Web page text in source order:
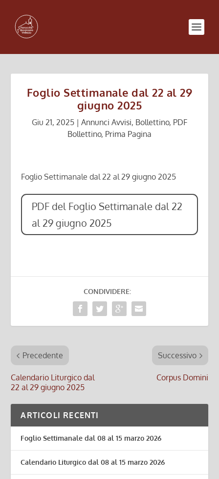
Foglio Settimanale dal 22 al 29
giugno 2025
Giu 21, 2025 | Annunci Avvisi, Bollettino, PDF
Bollettino, Prima Pagina
Foglio Settimanale dal 22 al 29 giugno 2025
PDF del Foglio Settimanale dal 22
al 29 giugno 2025
CONDIVIDERE:
Precedente
Calendario Liturgico dal
22 al 29 giugno 2025
Successivo
Corpus Domini
ARTICOLI RECENTI
Foglio Settimanale dal 08 al 15 marzo 2026
Calendario Liturgico dal 08 al 15 marzo 2026